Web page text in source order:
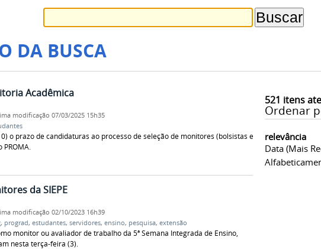
DA BUSCA
521 itens
Ordenar
relevância
Data (mais
Acadêmica
modificação 07/03/2025 15h35
o prazo de candidaturas ao processo de seleção de monitores (bolsistas e
da SIEPE
modificação 02/10/2023 16h39
, prograd, estudantes, servidores, ensino, pesquisa, extensão
monitor ou avaliador de trabalho da 5ª Semana Integrada de Ensino,
nesta terça-feira (3).